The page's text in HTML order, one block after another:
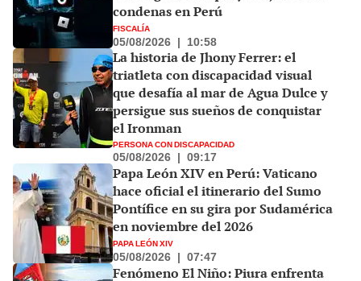
condenas en Perú
FISCALÍA
05/08/2026 | 10:58
La historia de Jhony Ferrer: el
triatleta con discapacidad visual
que desafía al mar de Agua Dulce y
persigue sus sueños de conquistar
el Ironman
PERSONA CON DISCAPACIDAD
05/08/2026 | 09:17
Papa León XIV en Perú: Vaticano
hace oficial el itinerario del Sumo
Pontífice en su gira por Sudamérica
en noviembre del 2026
PAPA LEÓN XIV
05/08/2026 | 07:47
Fenómeno El Niño: Piura enfrenta